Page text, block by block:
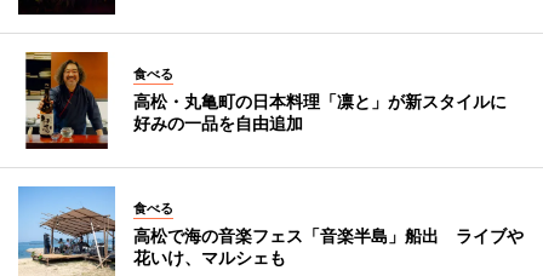
食べる
高松・丸亀町の日本料理「凛と」が新スタイルに
好みの一品を自由追加
食べる
高松で海の音楽フェス「音楽半島」船出 ライブや
花いけ、マルシェも